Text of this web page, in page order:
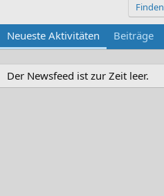
Finden
Neueste Aktivitäten Beiträge
Der Newsfeed ist zur Zeit leer.